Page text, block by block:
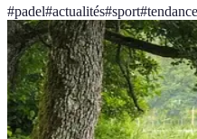
#padel#actualités#sport#